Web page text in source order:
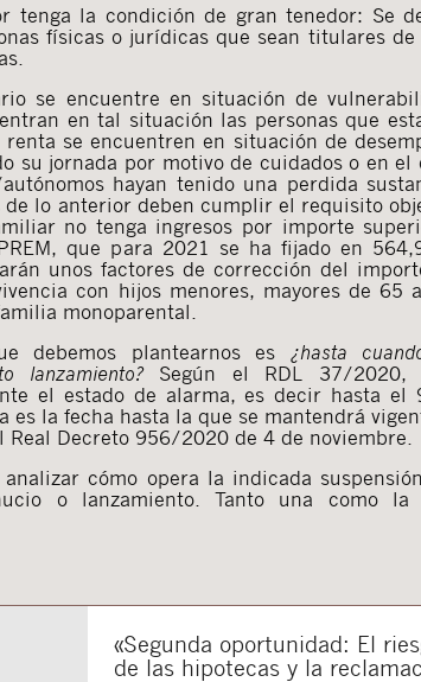
tenga la condición de gran tenedor: Se
físicas o jurídicas que sean titulares de
se encuentre en situación de
en tal situación las personas que
se encuentren en situación de
su jornada por motivo de cuidados o en el
hayan tenido una perdida
de lo anterior deben cumplir el requisito
no tenga ingresos por importe
que para 2021 se ha fijado en
unos factores de corrección del
con hijos menores, mayores de 65
monoparental.
debemos plantearnos es ¿hasta
lanzamiento? Según el RDL 37/2020,
el estado de alarma, es decir hasta el
es la fecha hasta la que se mantendrá
Real Decreto 956/2020 de 4 de noviembre.
cómo opera la indicada
o lanzamiento. Tanto una como la
«Segunda oportunidad: El
de las hipotecas y la